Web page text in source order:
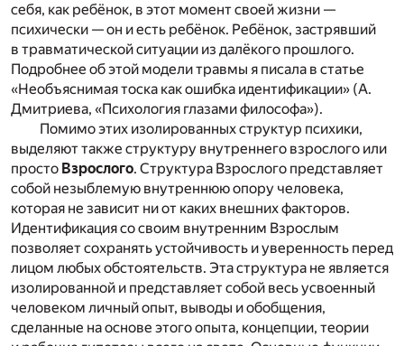
себя, как ребёнок, в этот момент своей жизни —
психически — он и есть ребёнок. Ребёнок, застрявший
в травматической ситуации из далёкого прошлого.
Подробнее об этой модели травмы я писала в статье
«Необъяснимая тоска как ошибка идентификации» (А.
Дмитриева, «Психология глазами философа»).
Помимо этих изолированных структур психики,
выделяют также структуру внутреннего взрослого или
просто Взрослого. Структура Взрослого представляет
собой незыблемую внутреннюю опору человека,
которая не зависит ни от каких внешних факторов.
Идентификация со своим внутренним Взрослым
позволяет сохранять устойчивость и уверенность перед
лицом любых обстоятельств. Эта структура не является
изолированной и представляет собой весь усвоенный
человеком личный опыт, выводы и обобщения,
сделанные на основе этого опыта, концепции, теории